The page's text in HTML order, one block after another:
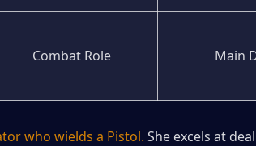
Combat Role Main
who wields a Pistol. She excels at